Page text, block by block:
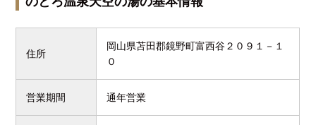
住所
岡山県苫田郡鏡野町富西谷２０９１－１
０
営業期間 通年営業